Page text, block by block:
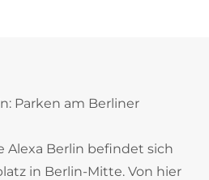
Parken am Berliner
Alexa Berlin befindet sich
in Berlin-Mitte. Von hier